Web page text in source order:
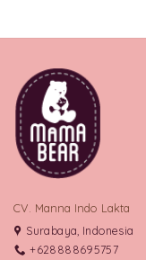
CV. Manna Indo Lakta
Surabaya, Indonesia
+628888695757